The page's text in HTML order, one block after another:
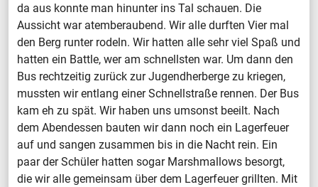
da aus konnte man hinunter ins Tal schauen. Die
Aussicht war atemberaubend. Wir alle durften Vier mal
den Berg runter rodeln. Wir hatten alle sehr viel Spaß und
hatten ein Battle, wer am schnellsten war. Um dann den
Bus rechtzeitig zurück zur Jugendherberge zu kriegen,
mussten wir entlang einer Schnellstraße rennen. Der Bus
kam eh zu spät. Wir haben uns umsonst beeilt. Nach
dem Abendessen bauten wir dann noch ein Lagerfeuer
auf und sangen zusammen bis in die Nacht rein. Ein
paar der Schüler hatten sogar Marshmallows besorgt,
die wir alle gemeinsam über dem Lagerfeuer grillten. Mit